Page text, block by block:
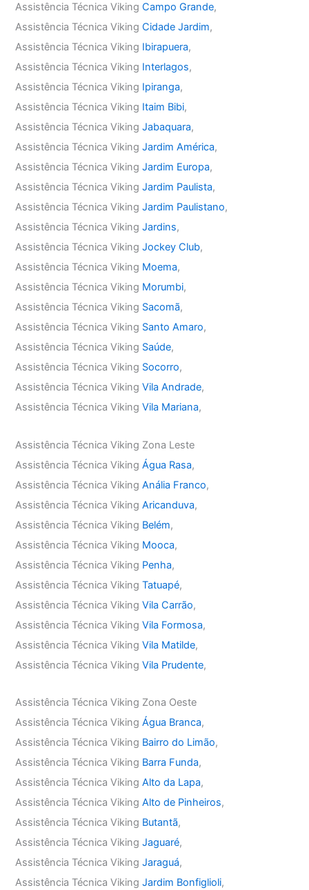
Assistência Técnica VikingCampo Grande,
Assistência Técnica VikingCidade Jardim,
Assistência Técnica Viking Ibirapuera,
Assistência Técnica Viking Interlagos,
Assistência Técnica Viking Ipiranga,
Assistência Técnica Viking Itaim Bibi,
Assistência Técnica VikingJabaquara,
Assistência Técnica VikingJardim América,
Assistência Técnica VikingJardim Europa,
Assistência Técnica VikingJardim Paulista,
Assistência Técnica VikingJardim Paulistano,
Assistência Técnica VikingJardins,
Assistência Técnica VikingJockey Club,
Assistência Técnica Viking Moema,
Assistência Técnica Viking Morumbi,
Assistência Técnica Viking Sacomã,
Assistência Técnica Viking Santo Amaro,
Assistência Técnica Viking Saúde,
Assistência Técnica Viking Socorro,
Assistência Técnica VikingVila Andrade,
Assistência Técnica VikingVila Mariana,
Assistência Técnica Viking Zona Leste
Assistência Técnica VikingÁgua Rasa,
Assistência Técnica VikingAnália Franco,
Assistência Técnica VikingAricanduva,
Assistência Técnica Viking Belém,
Assistência Técnica Viking Mooca,
Assistência Técnica Viking Penha,
Assistência Técnica VikingTatuapé,
Assistência Técnica VikingVila Carrão,
Assistência Técnica VikingVila Formosa,
Assistência Técnica VikingVila Matilde,
Assistência Técnica VikingVila Prudente,
Assistência Técnica Viking Zona Oeste
Assistência Técnica VikingÁgua Branca,
Assistência Técnica Viking Bairro do Limão,
Assistência Técnica Viking Barra Funda,
Assistência Técnica VikingAlto da Lapa,
Assistência Técnica VikingAlto de Pinheiros,
Assistência Técnica Viking Butantã,
Assistência Técnica VikingJaguaré,
Assistência Técnica VikingJaraguá,
Assistência Técnica VikingJardim Bonfiglioli,